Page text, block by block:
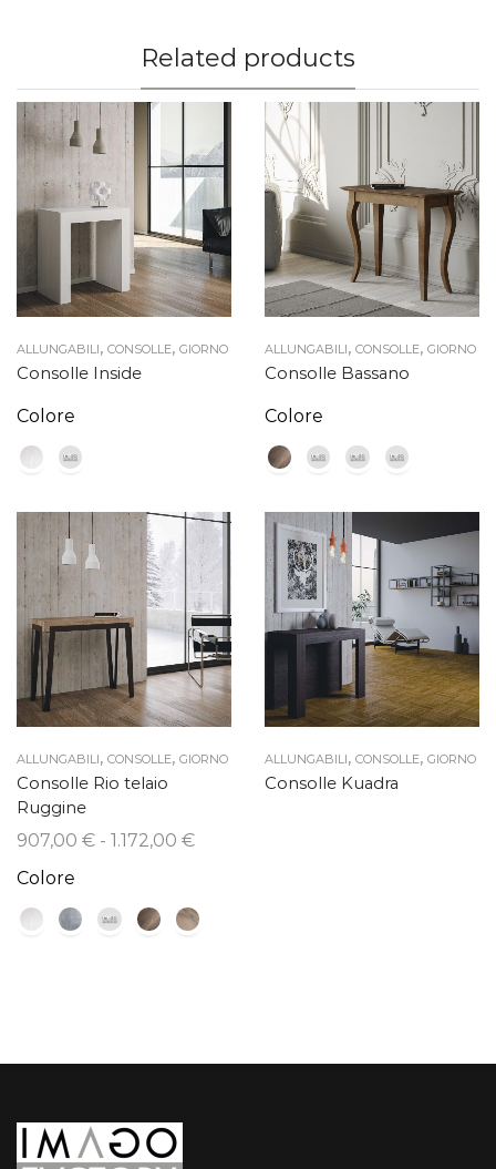
Related products
ALLUNGABILI, CONSOLLE, GIORNO
Consolle Inside
Colore
ALLUNGABILI, CONSOLLE, GIORNO
Consolle Bassano
Colore
ALLUNGABILI, CONSOLLE, GIORNO
Consolle Rio telaio
Ruggine
907,00 € - 1.172,00 €Fascia
da
Colore
ALLUNGABILI, CONSOLLE, GIORNO
Consolle Kuadra